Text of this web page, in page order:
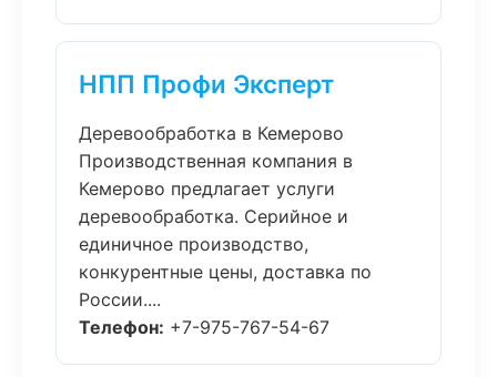
НПП Профи Эксперт
Деревообработка в Кемерово
Производственная компания в
Кемерово предлагает услуги
деревообработка. Серийное и
единичное производство,
конкурентные цены, доставка по
России....
Телефон: +7-975-767-54-67